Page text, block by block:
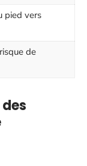
pied vers
de